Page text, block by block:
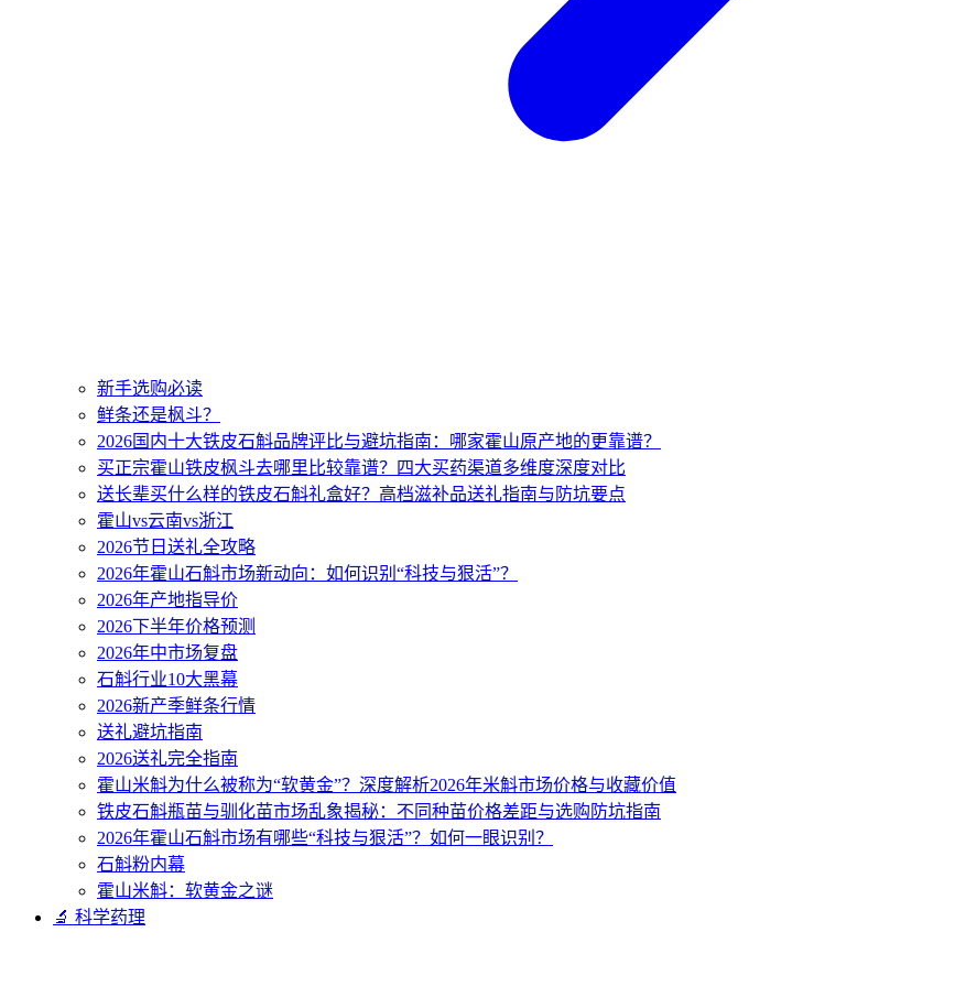
新手选购必读
鲜条还是枫斗？
2026国内十大铁皮石斛品牌评比与避坑指南：哪家霍山原产地的更靠谱？
买正宗霍山铁皮枫斗去哪里比较靠谱？四大买药渠道多维度深度对比
送长辈买什么样的铁皮石斛礼盒好？高档滋补品送礼指南与防坑要点
霍山vs云南vs浙江
2026节日送礼全攻略
2026年霍山石斛市场新动向：如何识别“科技与狠活”？
2026年产地指导价
2026下半年价格预测
2026年中市场复盘
石斛行业10大黑幕
2026新产季鲜条行情
送礼避坑指南
2026送礼完全指南
霍山米斛为什么被称为“软黄金”？深度解析2026年米斛市场价格与收藏价值
铁皮石斛瓶苗与驯化苗市场乱象揭秘：不同种苗价格差距与选购防坑指南
2026年霍山石斛市场有哪些“科技与狠活”？如何一眼识别？
石斛粉内幕
霍山米斛：软黄金之谜
🔬 科学药理